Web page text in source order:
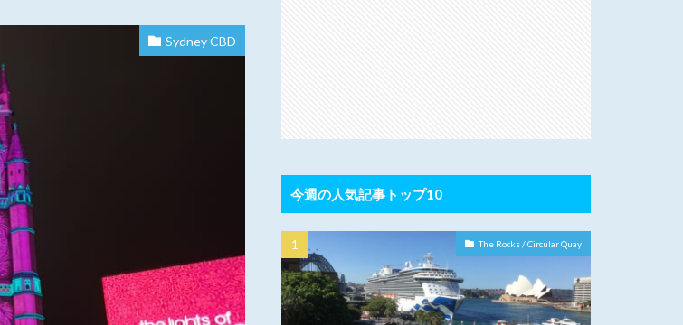
Sydney CBD
今週の人気記事トップ10
The Rocks / Circular Quay